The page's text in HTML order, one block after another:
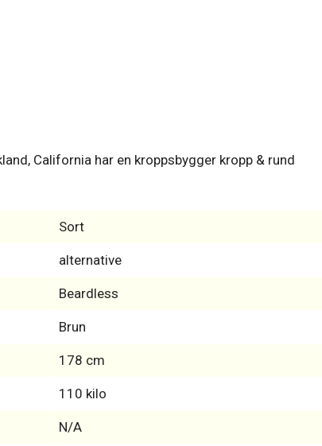
California har en kroppsbygger kropp & rund
Sort
alternative
Beardless
Brun
178 cm
110 kilo
N/A